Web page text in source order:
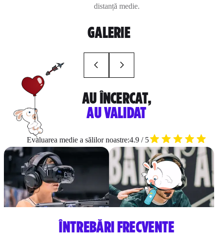
distanță medie.
GALERIE
AU ÎNCERCAT,
AU VALIDAT
Evaluarea medie a sălilor noastre:4.9 / 5
ÎNTREBĂRI FRECVENTE